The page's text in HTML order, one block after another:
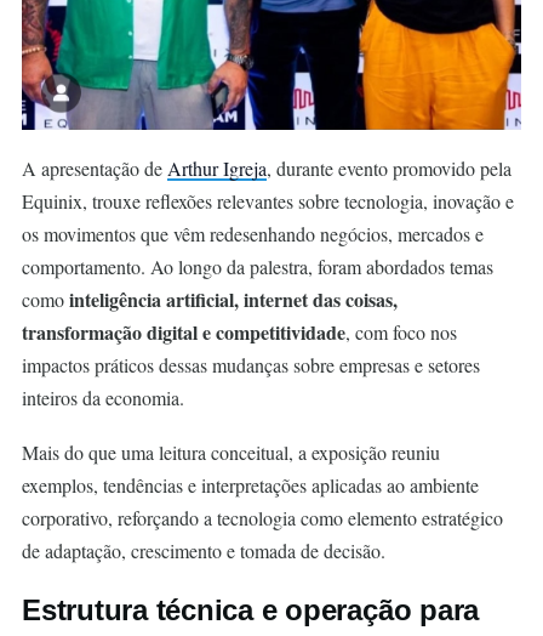
A apresentação de Arthur Igreja, durante evento promovido pela
Equinix, trouxe reflexões relevantes sobre tecnologia, inovação e
os movimentos que vêm redesenhando negócios, mercados e
comportamento. Ao longo da palestra, foram abordados temas
comointeligência artificial, internet das coisas,
transformação digital e competitividade, com foco nos
impactos práticos dessas mudanças sobre empresas e setores
inteiros da economia.
Mais do que uma leitura conceitual, a exposição reuniu
exemplos, tendências e interpretações aplicadas ao ambiente
corporativo, reforçando a tecnologia como elemento estratégico
de adaptação, crescimento e tomada de decisão.
Estrutura técnica e operação para